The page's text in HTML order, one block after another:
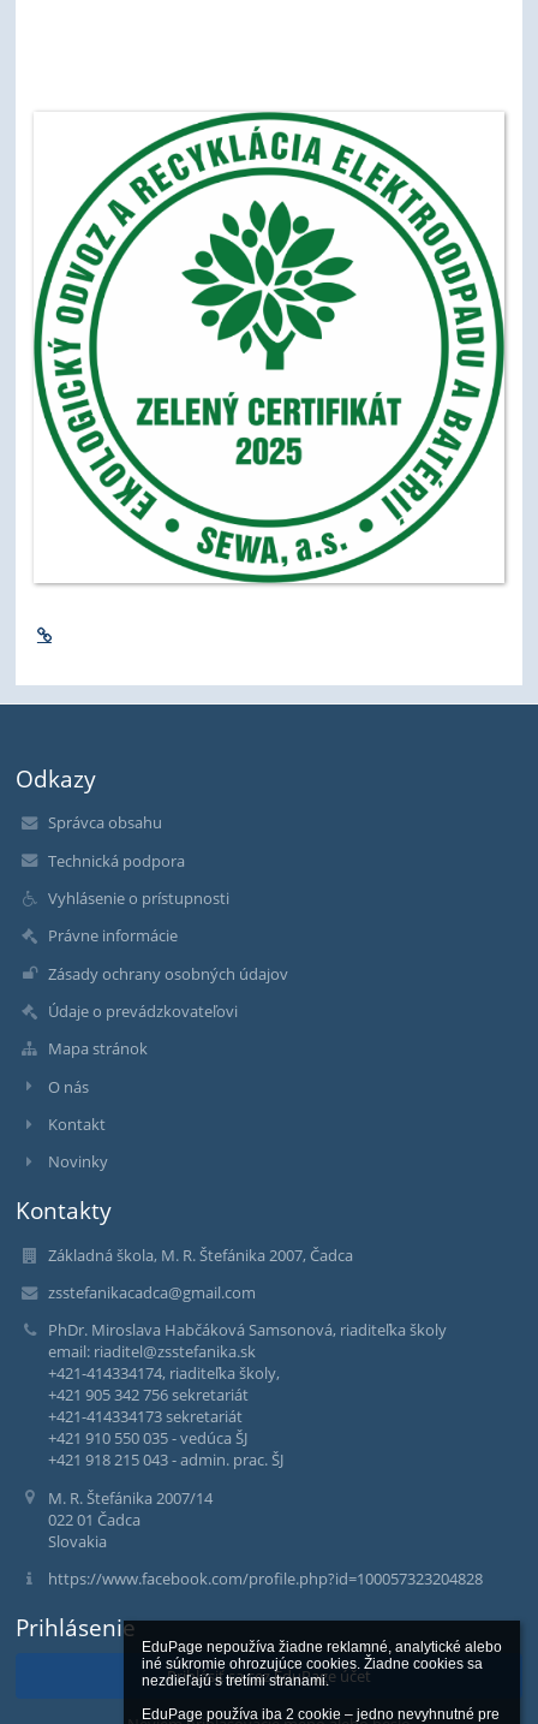
EduPage nepoužíva žiadne reklamné, analytické alebo
iné súkromie ohrozujúce cookies. Žiadne cookies sa
nezdieľajú s tretími stranami.
EduPage používa iba 2 cookie – jedno nevyhnutné pre
Odkazy
Správca obsahu
Technická podpora
Vyhlásenie o prístupnosti
Právne informácie
Zásady ochrany osobných údajov
Údaje o prevádzkovateľovi
Mapa stránok
O nás
Kontakt
Novinky
Kontakty
Základná škola, M. R. Štefánika 2007, Čadca
zsstefanikacadca@gmail.com
PhDr. Miroslava Habčáková Samsonová, riaditeľka školy
email: riaditel@zsstefanika.sk
+421-414334174, riaditeľka školy,
+421 905 342 756 sekretariát
+421-414334173 sekretariát
+421 910 550 035 - vedúca ŠJ
+421 918 215 043 - admin. prac. ŠJ
M. R. Štefánika 2007/14
022 01 Čadca
Slovakia
https://www.facebook.com/profile.php?id=100057323204828
Prihlásenie
Prihlásiť sa cez EduPage účet